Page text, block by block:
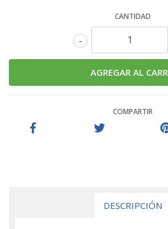
CANTIDAD
-
COMPARTIR
DESCRIPCIÓN